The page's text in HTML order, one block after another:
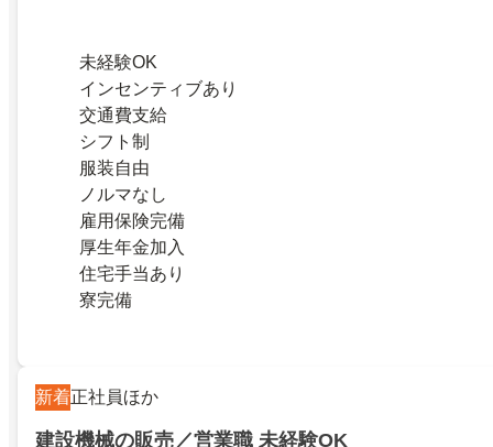
未経験OK
インセンティブあり
交通費支給
シフト制
服装自由
ノルマなし
雇用保険完備
厚生年金加入
住宅手当あり
寮完備
新着正社員ほか
建設機械の販売／営業職 未経験OK